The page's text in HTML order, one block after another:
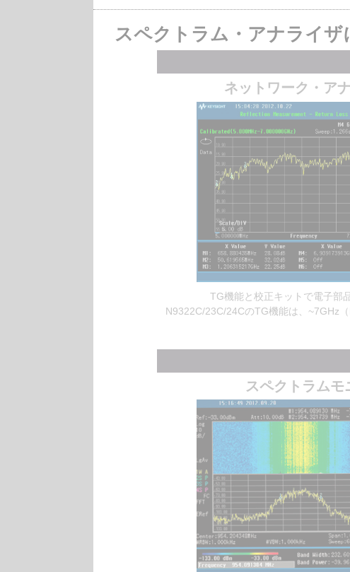
スペクトラム・アナライ
ネットワーク・ア
TG機能と校正キットで電子部
N9322C/23C/24CのTG機能は、~7GHz
スペクトラムモ